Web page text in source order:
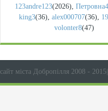
123andre123(2026),
king3(36), alex000707(36),
volonter8(47)
сайт міста Добропілля 2008 - 2015